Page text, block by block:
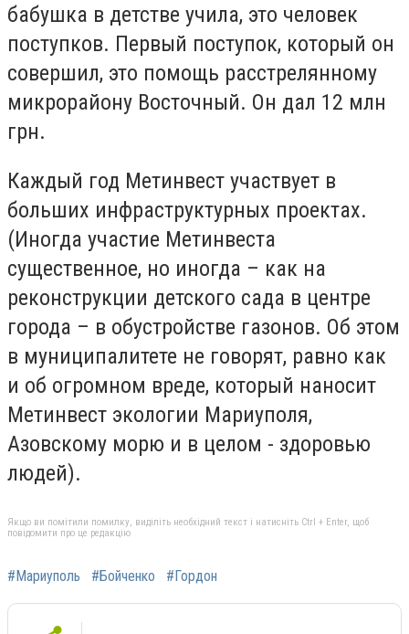
бабушка в детстве учила, это человек
поступков. Первый поступок, который он
совершил, это помощь расстрелянному
микрорайону Восточный. Он дал 12 млн
грн.
Каждый год Метинвест участвует в
больших инфраструктурных проектах.
(Иногда участие Метинвеста
существенное, но иногда – как на
реконструкции детского сада в центре
города – в обустройстве газонов. Об этом
в муниципалитете не говорят, равно как
и об огромном вреде, который наносит
Метинвест экологии Мариуполя,
Азовскому морю и в целом - здоровью
людей).
Якщо ви помітили помилку, виділіть необхідний текст і натисніть Ctrl + Enter, щоб
повідомити про це редакцію
#Мариуполь #Бойченко #Гордон